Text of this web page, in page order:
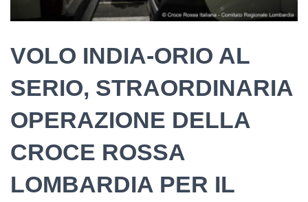
VOLO INDIA-ORIO AL
SERIO, STRAORDINARIA
OPERAZIONE DELLA
CROCE ROSSA
LOMBARDIA PER IL